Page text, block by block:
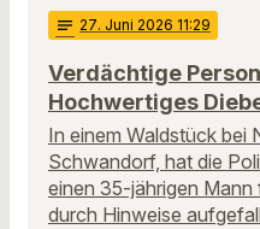
notes 27. Juni 2026 11:29
Verdächtige
Hochwertiges
In einem Waldstück bei
Schwandorf, hat die
einen 35-jährigen
durch Hinweise